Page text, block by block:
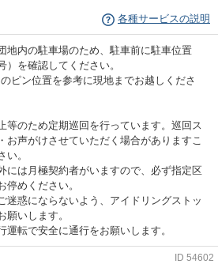
各種サービスの説明
地内の駐車場のため、駐車前に駐車位置
）を確認してください。
ピン位置を参考に現地までお越しくださ
等のため定期巡回を行っています。巡回ス
お声がけさせていただく場合がありますこ
い。
には月極契約者がいますので、必ず指定区
停めください。
迷惑にならないよう、アイドリングストッ
願いします。
運転で安全に通行をお願いします。
ID 54602